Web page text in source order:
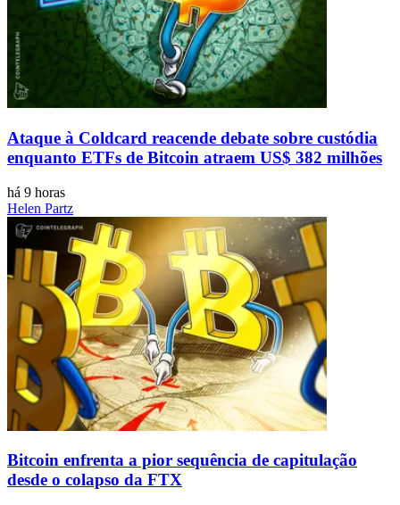
Ataque à Coldcard reacende debate sobre custódia
enquanto ETFs de Bitcoin atraem US$ 382 milhões
há 9 horas
Helen Partz
Bitcoin enfrenta a pior sequência de capitulação
desde o colapso da FTX